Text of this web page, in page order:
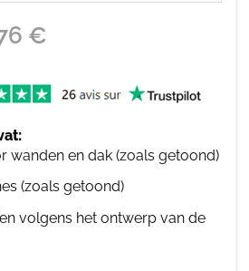
€
wanden en dak (zoals getoond)
(zoals getoond)
volgens het ontwerp van de